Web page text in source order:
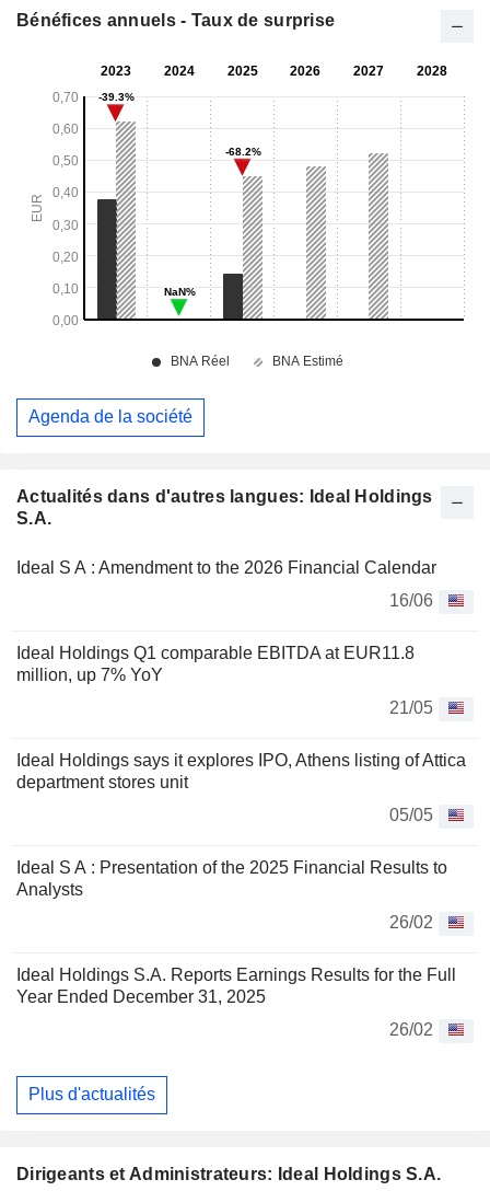
Actualités dans d'autres langues: Ideal Holdings
S.A.
Ideal S A : Amendment to the 2026 Financial Calendar
16/06
Ideal Holdings Q1 comparable EBITDA at EUR11.8
million, up 7% YoY
21/05
Ideal Holdings says it explores IPO, Athens listing of Attica
department stores unit
05/05
Ideal S A : Presentation of the 2025 Financial Results to
Analysts
26/02
Ideal Holdings S.A. Reports Earnings Results for the Full
Year Ended December 31, 2025
26/02
Plus d'actualités
Dirigeants et Administrateurs: Ideal Holdings S.A.
Bénéfices annuels - Taux de surprise
Agenda de la société